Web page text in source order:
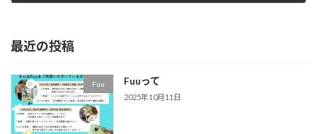
最近の投稿
Fuu Fuuって
2025年10月11日